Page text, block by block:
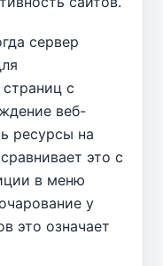
сервер
с
веб-
ресурсы на
это с
в меню
у
это означает